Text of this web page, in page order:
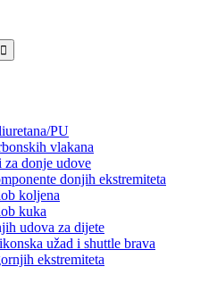
PU
vlakana
donje udove
donjih ekstremiteta
koljena
kuka
udova za dijete
užad i shuttle brava
ekstremiteta